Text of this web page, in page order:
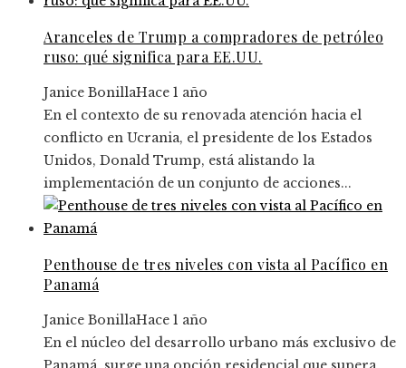
Aranceles de Trump a compradores de petróleo
ruso: qué significa para EE.UU.
Janice BonillaHace 1 año
En el contexto de su renovada atención hacia el
conflicto en Ucrania, el presidente de los Estados
Unidos, Donald Trump, está alistando la
implementación de un conjunto de acciones...
Penthouse de tres niveles con vista al Pacífico en
Panamá
Janice BonillaHace 1 año
En el núcleo del desarrollo urbano más exclusivo de